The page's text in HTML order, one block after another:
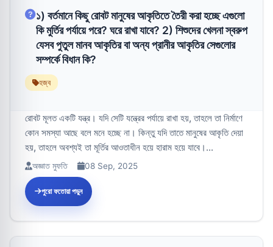
১) বর্তমানে কিছু রোবট মানুষের আকৃতিতে তৈরী করা হচ্ছে এগুলো
কি মুর্তির পর্যায়ে পরে? ঘরে রাখা যাবে? 2) শিশুদের খেলনা স্বরুপ
যেসব পুতুল মানব আকৃতির বা অন্য প্রানীর আকৃতির সেগুলোর
সম্পর্কে বিধান কি?
হজ্ব
রোবট মূলত একটি যন্ত্র। যদি সেটি যন্ত্রের পর্যায়ে রাখা হয়, তাহলে তা নির্মাণে
কোন সমস্যা আছে বলে মনে হচ্ছে না। কিন্তু যদি তাতে মানুষের আকৃতি দেয়া
হয়, তাহলে অবশ্যই তা মূর্তির আওতাধীন হয়ে হারাম হয়ে যাবে।...
অজ্ঞাত মুফতি 08 Sep, 2025
পুরো ফতোয়া পড়ুন